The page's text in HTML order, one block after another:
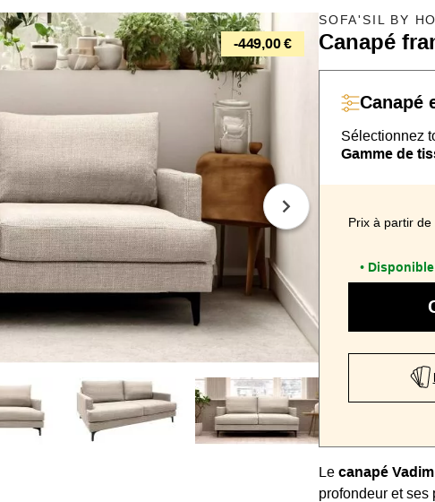
-449,00 €
SOFA'SIL BY
Canapé
Canapé
Sélectionnez
Gamme de
Prix à partir de
•Disponible
Le canapé Vadim
profondeur et ses